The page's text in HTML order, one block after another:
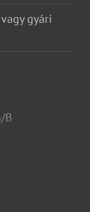
gyári
B